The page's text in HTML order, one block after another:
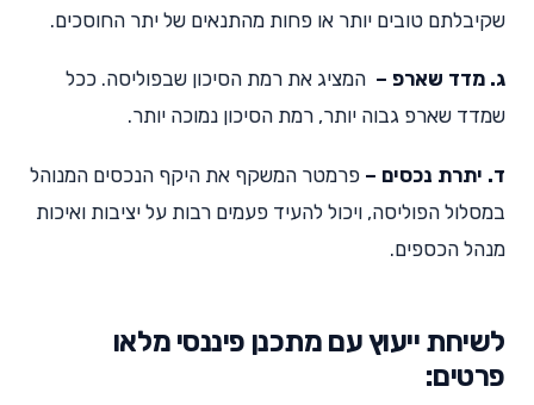
שקיבלתם טובים יותר או פחות מהתנאים של יתר החוסכים.
ג. מדד שארפ – המציג את רמת הסיכון שבפוליסה. ככל
שמדד שארפ גבוה יותר, רמת הסיכון נמוכה יותר.
ד. יתרת נכסים – פרמטר המשקף את היקף הנכסים המנוהל
במסלול הפוליסה, ויכול להעיד פעמים רבות על יציבות ואיכות
מנהל הכספים.
לשיחת ייעוץ עם מתכנן פיננסי מלאו
פרטים: